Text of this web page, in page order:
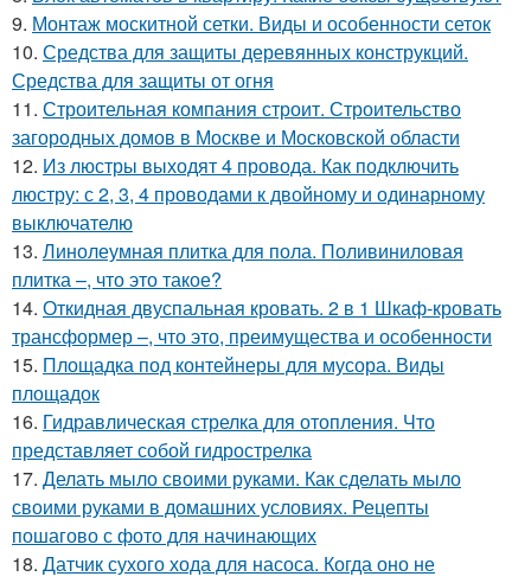
9. Монтаж москитной сетки. Виды и особенности сеток
10. Средства для защиты деревянных конструкций.
Средства для защиты от огня
11. Строительная компания строит. Строительство
загородных домов в Москве и Московской области
12. Из люстры выходят 4 провода. Как подключить
люстру: с 2, 3, 4 проводами к двойному и одинарному
выключателю
13. Линолеумная плитка для пола. Поливиниловая
плитка –, что это такое?
14. Откидная двуспальная кровать. 2 в 1 Шкаф-кровать
трансформер –, что это, преимущества и особенности
15. Площадка под контейнеры для мусора. Виды
площадок
16. Гидравлическая стрелка для отопления. Что
представляет собой гидрострелка
17. Делать мыло своими руками. Как сделать мыло
своими руками в домашних условиях. Рецепты
пошагово с фото для начинающих
18. Датчик сухого хода для насоса. Когда оно не